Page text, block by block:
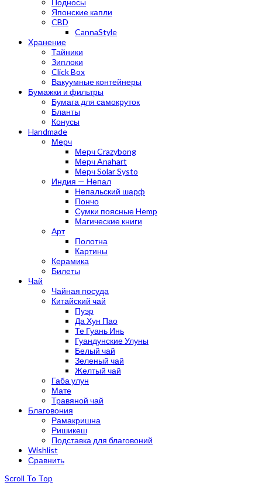
Подносы
Японские капли
CBD
CannaStyle
Хранение
Тайники
Зиплоки
Click Box
Вакуумные контейнеры
Бумажки и фильтры
Бумага для самокруток
Бланты
Конусы
Handmade
Мерч
Мерч Crazybong
Мерч Anahart
Мерч Solar Systo
Индия — Непал
Непальский шарф
Пончо
Сумки поясные Hemp
Магические книги
Арт
Полотна
Картины
Керамика
Билеты
Чай
Чайная посуда
Китайский чай
Пуэр
Да Хун Пао
Те Гуань Инь
Гуандунские Улуны
Белый чай
Зеленый чай
Желтый чай
Габа улун
Мате
Травяной чай
Благовония
Рамакришна
Ришикеш
Подставка для благовоний
Wishlist
Сравнить
Scroll To Top